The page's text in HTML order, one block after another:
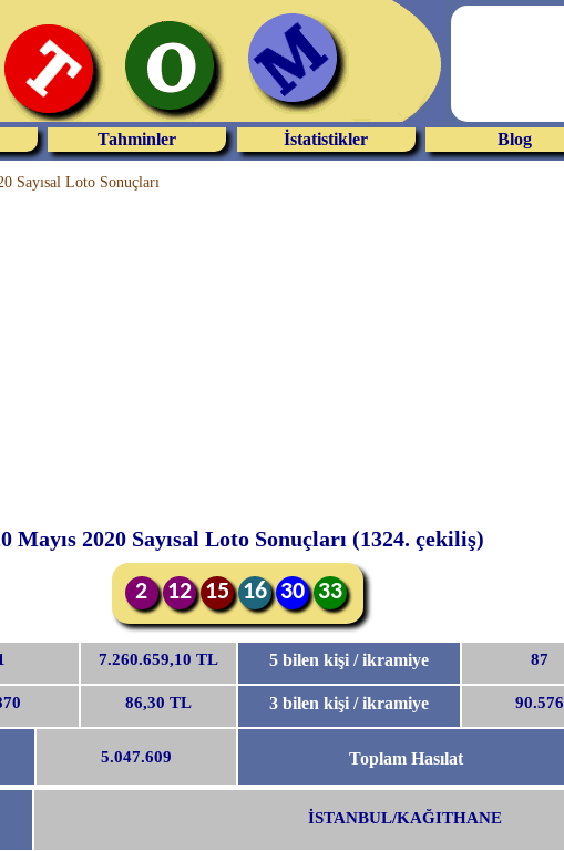
Tahminler İstatistikler Blog
Sayısal Loto Sonuçları
Mayıs 2020 Sayısal Loto Sonuçları (1324. çekiliş)
2 12 15 16 30 33
7.260.659,10 TL 5 bilen kişi / ikramiye 87
86,30 TL 3 bilen kişi / ikramiye 90.576
5.047.609 Toplam Hasılat
İSTANBUL/KAĞITHANE